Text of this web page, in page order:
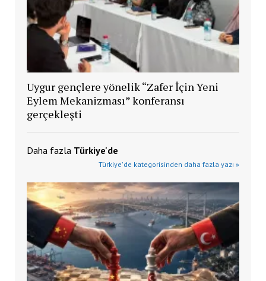
Uygur gençlere yönelik “Zafer İçin Yeni
Eylem Mekanizması” konferansı
gerçekleşti
Daha fazla Türkiye'de
Türkiye'de kategorisinden daha fazla yazı »